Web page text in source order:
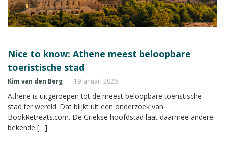
Nice to know: Athene meest beloopbare
toeristische stad
Kim van den Berg 19 januari 2026
Athene is uitgeroepen tot de meest beloopbare toeristische
stad ter wereld. Dat blijkt uit een onderzoek van
BookRetreats.com. De Griekse hoofdstad laat daarmee andere
bekende […]